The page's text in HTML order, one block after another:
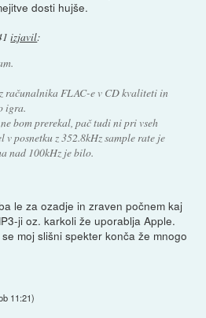
dosti hujše.
izjavil:
računalnika FLAC-e v CD kvaliteti in
igra.
bom prerekal, pač tudi ni pri vseh
v posnetku z 352.8kHz sample rate je
nad 100kHz je bilo.
le za ozadje in zraven počnem kaj
ji oz. karkoli že uporablja Apple.
moj slišni spekter konča že mnogo
11:21)